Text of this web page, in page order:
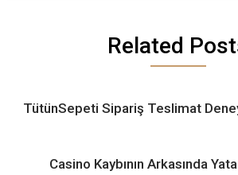
Related
TütünSepeti Sipariş Teslimat
Casino Kaybının Arkasında